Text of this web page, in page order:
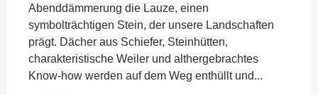
Abenddämmerung die Lauze, einen
symbolträchtigen Stein, der unsere Landschaften
prägt. Dächer aus Schiefer, Steinhütten,
charakteristische Weiler und althergebrachtes
Know-how werden auf dem Weg enthüllt und...